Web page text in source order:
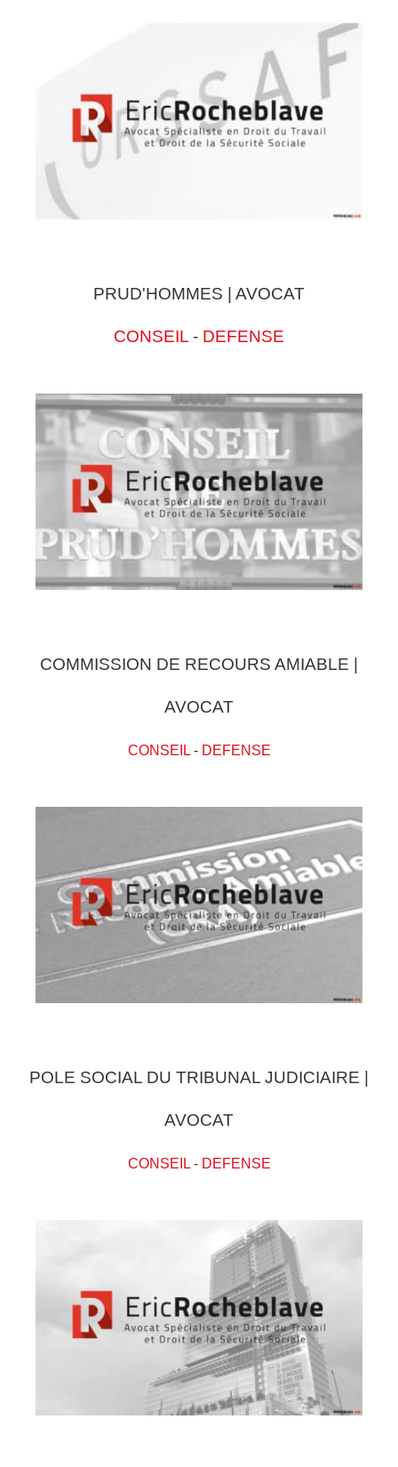
PRUD'HOMMES | AVOCAT
CONSEIL - DEFENSE
COMMISSION DE RECOURS AMIABLE |
AVOCAT
CONSEIL- DEFENSE
POLE SOCIAL DU TRIBUNAL JUDICIAIRE |
AVOCAT
CONSEIL- DEFENSE